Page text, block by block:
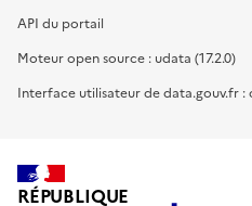
API du portail
Moteur open source : udata (17.2.0)
Interface utilisateur de data.gouv.fr :
RÉPUBLIQUE